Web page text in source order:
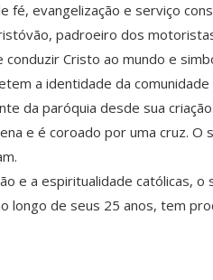
evangelização e serviço
padroeiro dos
Cristo ao mundo e
a identidade da
da paróquia desde sua criação.
e é coroado por uma cruz.
e a espiritualidade católicas,
longo de seus 25 anos, tem